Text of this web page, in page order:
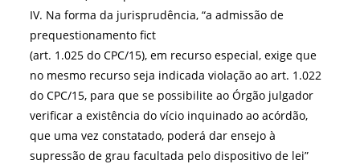
IV. Na forma da jurisprudência, “a admissão de
prequestionamento fict
(art. 1.025 do CPC/15), em recurso especial, exige que
no mesmo recurso seja indicada violação ao art. 1.022
do CPC/15, para que se possibilite ao Órgão julgador
verificar a existência do vício inquinado ao acórdão,
que uma vez constatado, poderá dar ensejo à
supressão de grau facultada pelo dispositivo de lei”